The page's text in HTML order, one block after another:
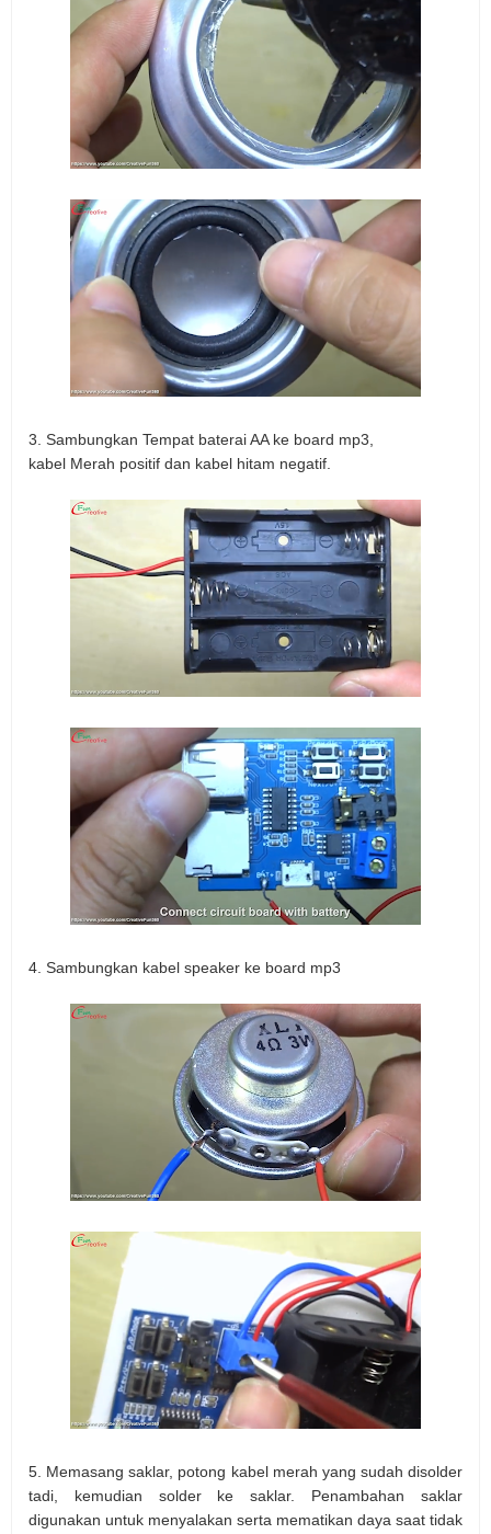
3. Sambungkan Tempat baterai AA ke board mp3,
kabel Merah positif dan kabel hitam negatif.
4. Sambungkan kabel speaker ke board mp3
5. Memasang saklar, potong kabel merah yang sudah disolder
tadi, kemudian solder ke saklar. Penambahan saklar
digunakan untuk menyalakan serta mematikan daya saat tidak